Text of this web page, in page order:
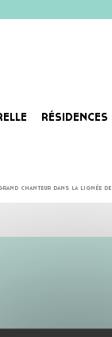
RÉSIDENCES
chanteur dans la